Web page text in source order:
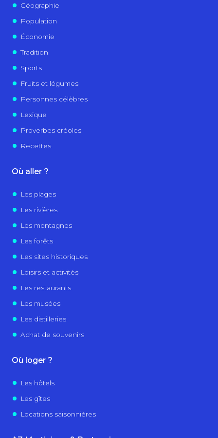
Géographie
Population
Économie
Tradition
Sports
Fruits et légumes
Personnes célèbres
Lexique
Proverbes créoles
Recettes
Où aller ?
Les plages
Les rivières
Les montagnes
Les forêts
Les sites historiques
Loisirs et activités
Les restaurants
Les musées
Les distilleries
Achat de souvenirs
Où loger ?
Les hôtels
Les gîtes
Locations saisonnières